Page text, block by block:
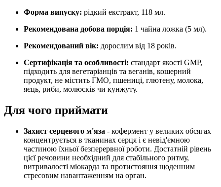
Форма випуску: рідкий екстракт, 118 мл.
Рекомендована добова порція: 1 чайна ложка (5 мл).
Рекомендований вік: дорослим від 18 років.
Сертифікація та особливості: стандарт якості GMP,
підходить для вегетаріанців та веганів, кошерний
продукт, не містить ГМО, пшениці, глютену, молока,
яєць, риби, молюсків чи кунжуту.
Для чого приймати
Захист серцевого м'яза - кофермент у великих обсягах
концентрується в тканинах серця і є невід'ємною
частиною їхньої безперервної роботи. Достатній рівень
цієї речовини необхідний для стабільного ритму,
витривалості міокарда та протистояння щоденним
стресовим навантаженням на орган.